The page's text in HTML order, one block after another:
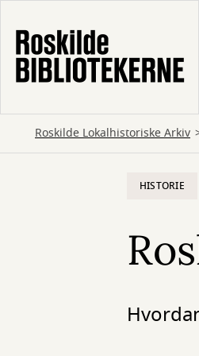
hovedindhold
Roskilde Lokalhistoriske Arkiv
HISTORIE